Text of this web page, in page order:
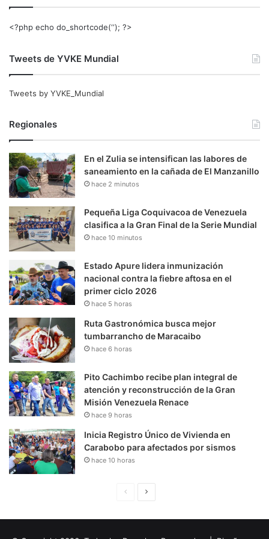
<?php echo do_shortcode(‘‘); ?>
Tweets de YVKE Mundial
Tweets by YVKE_Mundial
Regionales
En el Zulia se intensifican las labores de
saneamiento en la cañada de El Manzanillo
hace 2 minutos
Pequeña Liga Coquivacoa de Venezuela
clasifica a la Gran Final de la Serie Mundial
hace 10 minutos
Estado Apure lidera inmunización
nacional contra la fiebre aftosa en el
primer ciclo 2026
hace 5 horas
Ruta Gastronómica busca mejor
tumbarrancho de Maracaibo
hace 6 horas
Pito Cachimbo recibe plan integral de
atención y reconstrucción de la Gran
Misión Venezuela Renace
hace 9 horas
Inicia Registro Único de Vivienda en
Carabobo para afectados por sismos
hace 10 horas